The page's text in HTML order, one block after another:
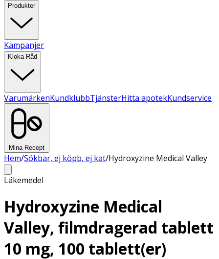
Produkter
Kampanjer
Kloka Råd
VarumärkenKundklubbTjänsterHitta apotekKundservice
Mina Recept
Hem/Sökbar, ej köpb, ej kat/Hydroxyzine Medical Valley
Läkemedel
Hydroxyzine Medical
Valley, filmdragerad tablett
10 mg, 100 tablett(er)